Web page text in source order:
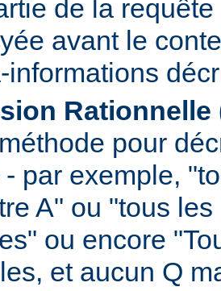
de la
avant le
informations
pour
par exemple,
A" ou "tous
ou encore
et aucun Q